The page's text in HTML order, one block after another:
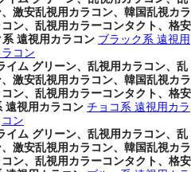
激安乱視用カラコン、韓国乱視カラ
ン、乱視用カラーコンタクト、格安
遠視用カラコン ブラック系 遠視用
コン
イム グリーン、乱視用カラコン、乱
激安乱視用カラコン、韓国乱視カラ
ン、乱視用カラーコンタクト、格安
遠視用カラコン チョコ系 遠視用カラ
コン
イム グリーン、乱視用カラコン、乱
激安乱視用カラコン、韓国乱視カラ
ン、乱視用カラーコンタクト、格安